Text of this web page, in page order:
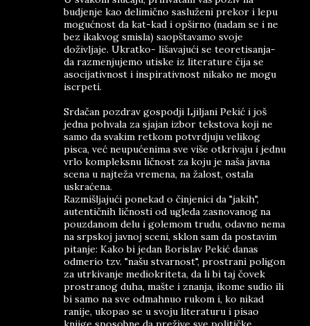
budjenje kao delimično sasluženi prekor i lepu
mogućnost da kat-kad i opširno (nadam se i ne
bez ikakvog smisla) saopštavamo svoje
doživljaje. Ukratko- lišavajući se teoretisanja-
da razmenjujemo utiske iz literature čija se
asocijativnost i inspirativnost nikako ne mogu
iscrpeti.
Srdačan pozdrav gospodji Ljiljani Pekić i još
jedna pohvala za sjajan izbor tekstova koji ne
samo da svakim retkom potvrdjuju velikog
pisca, već neupućenima sve više otkrivaju i jednu
vrlo kompleksnu ličnost za koju je naša javna
scena u najteža vremena, na žalost, ostala
uskraćena.
Razmišljajući ponekad o činjenici da "jakih",
autentičnih ličnosti od ugleda zasnovanog na
pouzdanom delu i golemom trudu, odavno nema
na srpskoj javnoj sceni, sklon sam da postavim
pitanje: Kako bi jedan Borislav Pekić danas
odmerio tzv. "našu stvarnost", prostrani poligon
za utrkivanje mediokriteta, da li bi taj čovek
prostranog duha, mašte i znanja, ikome sudio ili
bi samo na sve odmahnuo rukom i, ko nikad
ranije, ukopao se u svoju literaturu i pisao